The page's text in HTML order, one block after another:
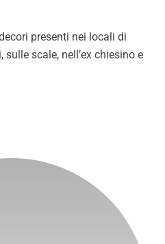
presenti nei locali di
scale, nell’ex chiesino e